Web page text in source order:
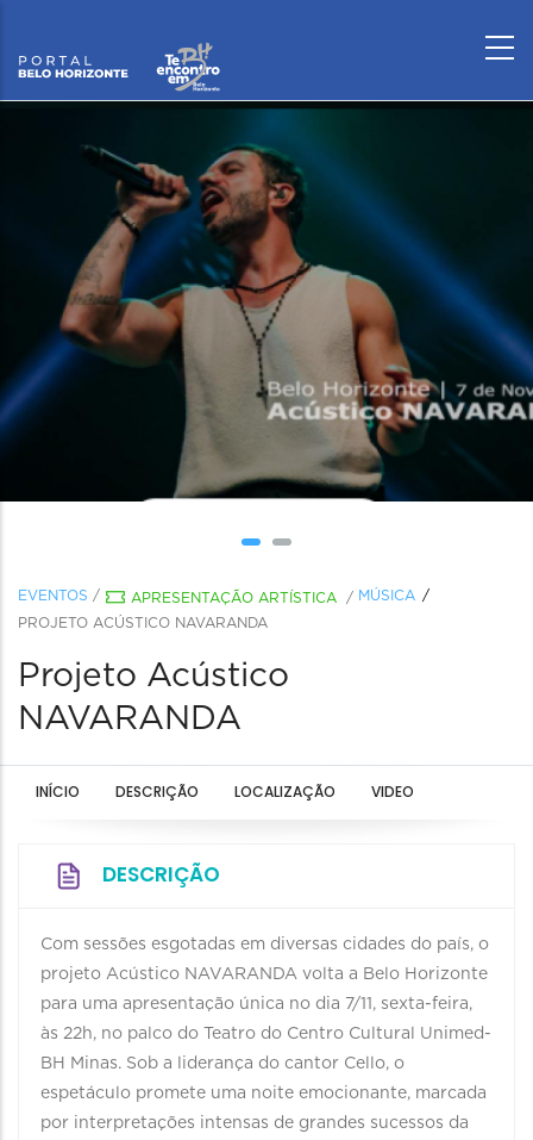
EVENTOS / APRESENTAÇÃO ARTÍSTICA / MÚSICA
PROJETO ACÚSTICO NAVARANDA
Projeto Acústico
NAVARANDA
INÍCIO DESCRIÇÃO LOCALIZAÇÃO VIDEO
DESCRIÇÃO
Com sessões esgotadas em diversas cidades do país, o
projeto Acústico NAVARANDA volta a Belo Horizonte
para uma apresentação única no dia 7/11, sexta-feira,
às 22h, no palco do Teatro do Centro Cultural Unimed-
BH Minas. Sob a liderança do cantor Cello, o
espetáculo promete uma noite emocionante, marcada
por interpretações intensas de grandes sucessos da